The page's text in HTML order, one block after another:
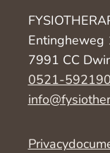
Entingheweg
7991 CC
0521-592190